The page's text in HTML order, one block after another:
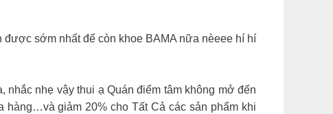
sớm nhất để còn khoe BAMA nữa nèeee hí hí
nhẹ vậy thui ạ Quán điểm tâm không mở đến
hàng…và giảm 20% cho Tất Cả các sản phẩm khi